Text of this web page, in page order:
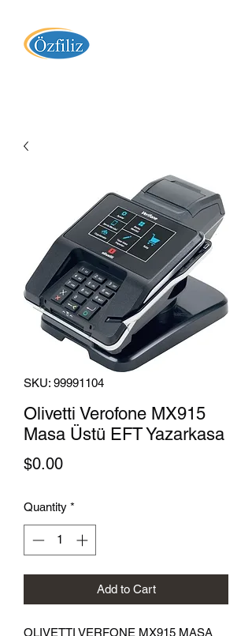
SKU: 99991104
Olivetti Verofone MX915
Masa Üstü EFT Yazarkasa
$0.00Price
Quantity *
Add to Cart
OLIVETTI VERFONE MX915 MASA